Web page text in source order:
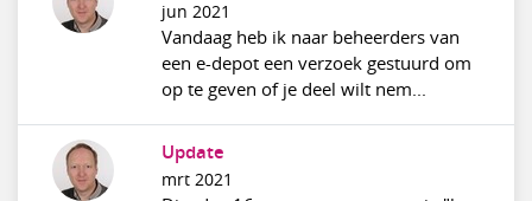
jun 2021
Vandaag heb ik naar beheerders van
een e-depot een verzoek gestuurd om
op te geven of je deel wilt nem...
Update
mrt 2021